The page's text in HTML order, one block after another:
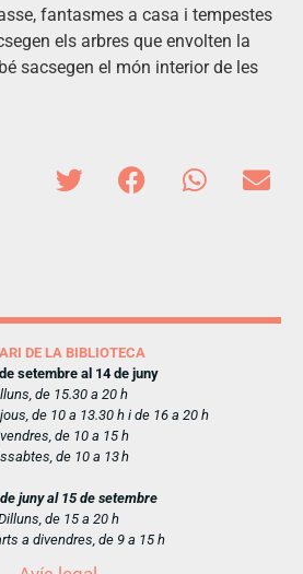
fantasmes a casa i tempestes
els arbres que envolten la
sacsegen el món interior de les
DE LA BIBLIOTECA
setembre al 14 de juny
de 15.30 a 20 h
de 10 a 13.30 h i de 16 a 20 h
de 10 a 15 h
de 10 a 13 h
juny al 15 de setembre
de 15 a 20 h
a divendres, de 9 a 15 h